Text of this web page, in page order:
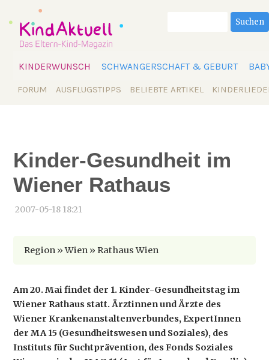
überspringen
KINDERWUNSCH SCHWANGERSCHAFT & GEBURT
Navigation
FORUM AUSFLUGSTIPPS BELIEBTE ARTIKEL
Suchen
Kinder-Gesundheit im
Wiener Rathaus
2007-05-18 18:21
Region » Wien » Rathaus Wien
Am 20. Mai findet der 1. Kinder-Gesundheitstag im
Wiener Rathaus statt. Ärztinnen und Ärzte des
Wiener Krankenanstaltenverbundes, ExpertInnen
der MA 15 (Gesundheitswesen und Soziales), des
Instituts für Suchtprävention, des Fonds Soziales